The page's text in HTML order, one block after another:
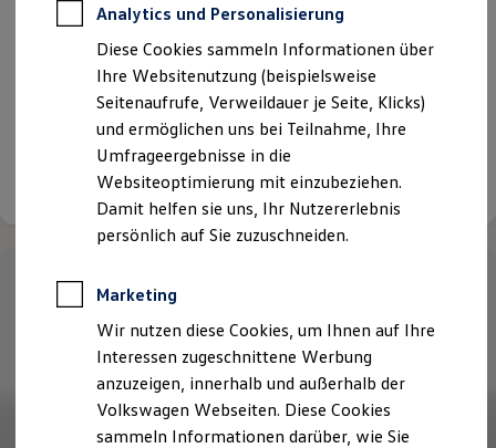
Professional Class bei Volkswagen
Behörden
Direktkunden
Sonderfahrzeuge
Anpfiff zum Gewinn
Elektromobilität
Elektroautos
ID. Tutorials
Elektrofahrzeugkonzepte
ID. EVERY1
Reichweite
Rekuperation
Laden unterwegs
Laden Zuhause
Ladestationen finden
Ladezeitensimulator
Batterie
Sicherheit
Der Touran verabschiedet sich: Jetzt noch
eines von 20 Fahrzeugen sichern.
Ab 599,00 € mtl. finanzieren | Anzahlung 10.300,00 € |
60 Monate Laufzeit | 10.000 km/Jahr
Details ansehen
Analytics und Personalisierung
Diese Cookies sammeln Informationen über
Ihre Websitenutzung (beispielsweise
Seitenaufrufe, Verweildauer je Seite, Klicks)
und ermöglichen uns bei Teilnahme, Ihre
Umfrageergebnisse in die
Websiteoptimierung mit einzubeziehen.
Damit helfen sie uns, Ihr Nutzererlebnis
persönlich auf Sie zuzuschneiden.
Marketing
Wir nutzen diese Cookies, um Ihnen auf Ihre
Interessen zugeschnittene Werbung
anzuzeigen, innerhalb und außerhalb der
Volkswagen Webseiten. Diese Cookies
sammeln Informationen darüber, wie Sie